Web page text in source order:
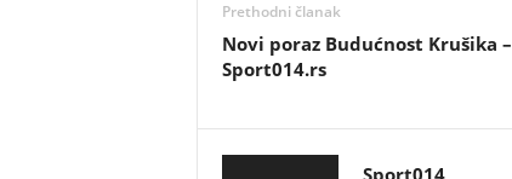
Prethodni članak
Novi poraz Budućnost Krušika –
Sport014.rs